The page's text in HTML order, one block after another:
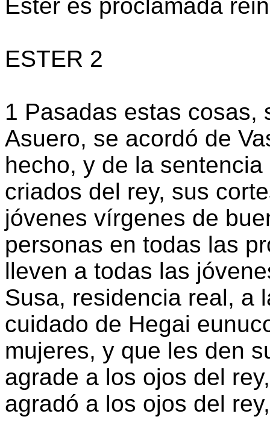
Ester es proclamada
ESTER 2
1 Pasadas estas cosas,
Asuero, se acordó de
hecho, y de la
criados del rey, sus
jóvenes vírgenes de
personas en todas las
lleven a todas las
Susa, residencia real, a
cuidado de Hegai
mujeres, y que les den
agrade a los ojos del
agradó a los ojos del